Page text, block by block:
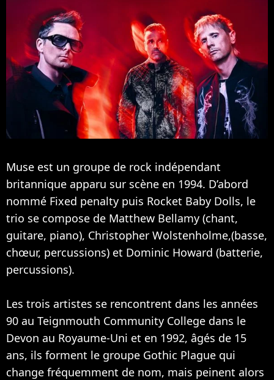
Muse est un groupe de rock indépendant
britannique apparu sur scène en 1994. D’abord
nommé Fixed penalty puis Rocket Baby Dolls, le
trio se compose de Matthew Bellamy (chant,
guitare, piano), Christopher Wolstenholme,(basse,
chœur, percussions) et Dominic Howard (batterie,
percussions).
Les trois artistes se rencontrent dans les années
90 au Teignmouth Community College dans le
Devon au Royaume-Uni et en 1992, âgés de 15
ans, ils forment le groupe Gothic Plague qui
change fréquemment de nom, mais peinent alors